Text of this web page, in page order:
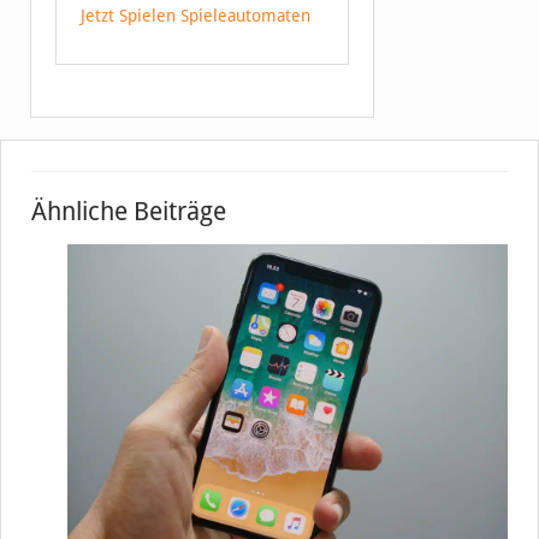
Jetzt Spielen Spieleautomaten
Ähnliche Beiträge